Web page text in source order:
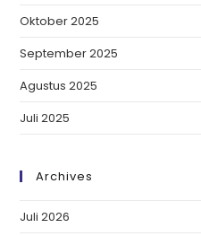
Oktober 2025
September 2025
Agustus 2025
Juli 2025
Archives
Juli 2026